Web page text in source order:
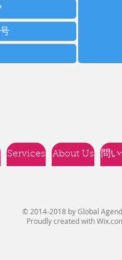
Services About Us 問い
© 2014-2018 by Global
Proudly created with